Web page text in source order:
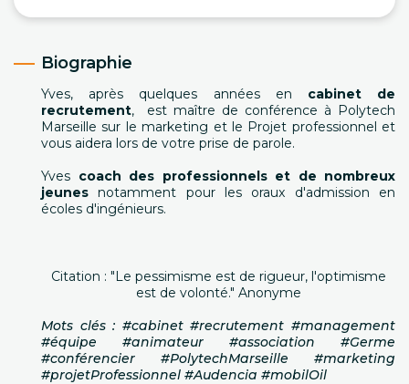
Biographie
Yves, après quelques années en cabinet de
recrutement, est maître de conférence à Polytech
Marseille sur le marketing et le Projet professionnel et
vous aidera lors de votre prise de parole.
Yves coach des professionnels et de nombreux
jeunes notamment pour les oraux d'admission en
écoles d'ingénieurs.
Citation : "Le pessimisme est de rigueur, l'optimisme
est de volonté." Anonyme
Mots clés : #cabinet #recrutement #management
#équipe #animateur #association #Germe
#conférencier #PolytechMarseille #marketing
#projetProfessionnel #Audencia #mobilOil